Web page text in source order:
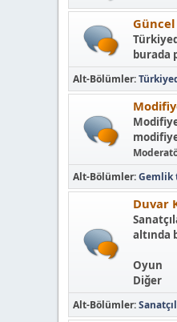
burada
Alt-Bölümler
Alt-Bölümler Gemlik
Duvar
altında
Oyun
Diğer
Alt-Bölümler